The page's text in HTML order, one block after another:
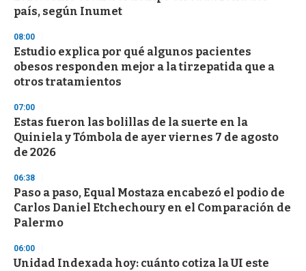
f
3
s
e
c
o
n
s
país, según Inumet
08:00
Estudio explica por qué algunos pacientes
obesos responden mejor a la tirzepatida que a
otros tratamientos
07:00
Estas fueron las bolillas de la suerte en la
Quiniela y Tómbola de ayer viernes 7 de agosto
de 2026
06:38
Paso a paso, Equal Mostaza encabezó el podio de
Carlos Daniel Etchechoury en el Comparación de
Palermo
06:00
Unidad Indexada hoy: cuánto cotiza la UI este